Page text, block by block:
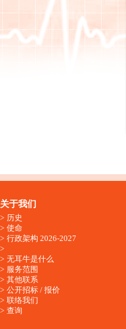
关于我们
历史
使命
行政架构 2026-2027
无耳牛是什么
服务范围
其他联系
公开招标 / 报价
联络我们
查询